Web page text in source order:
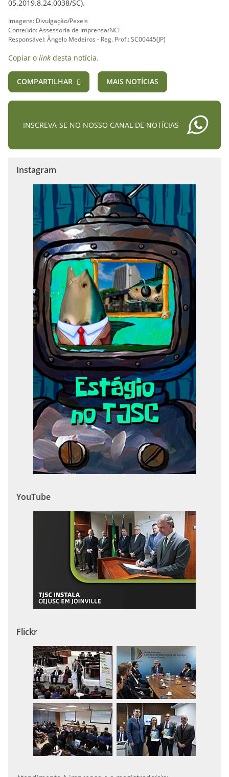
05.2019.8.24.0038/SC).
Imagens: Divulgação/Pexels
Conteúdo: Assessoria de Imprensa/NCI
Responsável: Ângelo Medeiros - Reg. Prof.: SC00445(JP)
Copiar o link desta notícia.
COMPARTILHAR MAIS NOTÍCIAS
INSCREVA-SE NO NOSSO CANAL DE NOTÍCIAS
Instagram
YouTube
Flickr